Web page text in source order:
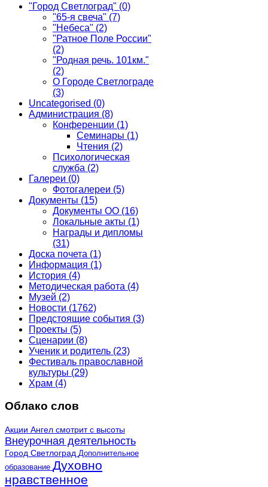
"Город Светлоград" (0)
"65-я свеча" (7)
"Небеса" (2)
"Ратное Поле России"
(2)
"Родная речь. 101км."
(2)
О Городе Светлограде
(3)
Uncategorised (0)
Администрация (8)
Конференции (1)
Семинары (1)
Чтения (2)
Психологическая
служба (2)
Галереи (0)
Фотогалереи (5)
Документы (15)
Документы ОО (16)
Локальные акты (1)
Награды и дипломы
(31)
Доска почета (1)
Информация (1)
История (4)
Методическая работа (4)
Музей (2)
Новости (1762)
Предстоящие события (3)
Проекты (5)
Сценарии (8)
Ученик и родитель (23)
Фестиваль православной
культуры (29)
Храм (4)
Облако слов
Акции Ангел смотрит с высоты
Внеурочная деятельность
Город Светлоград Дополнительное
образование Духовно
нравственное